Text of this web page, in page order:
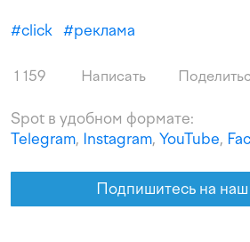
#click #реклама
1 159 Написать
Spot в удобном формате:
Telegram, Instagram, YouTube,
Подпишитесь на